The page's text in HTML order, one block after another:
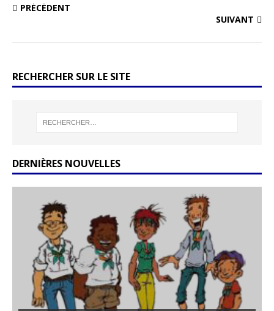
PRÉCÉDENT
SUIVANT
RECHERCHER SUR LE SITE
DERNIÈRES NOUVELLES